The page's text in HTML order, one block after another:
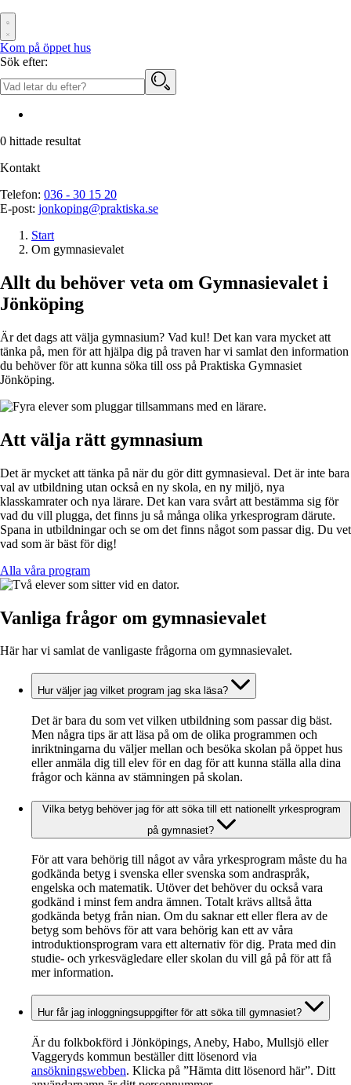
Kom på öppet hus
Sök efter:
0 hittade resultat
Kontakt
Telefon: 036 - 30 15 20
E-post: jonkoping@praktiska.se
Start
Om gymnasievalet
Allt du behöver veta om Gymnasievalet i
Jönköping
Är det dags att välja gymnasium? Vad kul! Det kan vara mycket att
tänka på, men för att hjälpa dig på traven har vi samlat den information
du behöver för att kunna söka till oss på Praktiska Gymnasiet
Jönköping.
Att välja rätt gymnasium
Det är mycket att tänka på när du gör ditt gymnasieval. Det är inte bara
val av utbildning utan också en ny skola, en ny miljö, nya
klasskamrater och nya lärare. Det kan vara svårt att bestämma sig för
vad du vill plugga, det finns ju så många olika yrkesprogram därute.
Spana in utbildningar och se om det finns något som passar dig. Du vet
vad som är bäst för dig!
Alla våra program
Vanliga frågor om gymnasievalet
Här har vi samlat de vanligaste frågorna om gymnasievalet.
Hur väljer jag vilket program jag ska läsa?
Det är bara du som vet vilken utbildning som passar dig bäst.
Men några tips är att läsa på om de olika programmen och
inriktningarna du väljer mellan och besöka skolan på öppet hus
eller anmäla dig till elev för en dag för att kunna ställa alla dina
frågor och känna av stämningen på skolan.
Vilka betyg behöver jag för att söka till ett nationellt yrkesprogram
på gymnasiet?
För att vara behörig till något av våra yrkesprogram måste du ha
godkända betyg i svenska eller svenska som andraspråk,
engelska och matematik. Utöver det behöver du också vara
godkänd i minst fem andra ämnen. Totalt krävs alltså åtta
godkända betyg från nian. Om du saknar ett eller flera av de
betyg som behövs för att vara behörig kan ett av våra
introduktionsprogram vara ett alternativ för dig. Prata med din
studie- och yrkesvägledare eller skolan du vill gå på för att få
mer information.
Hur får jag inloggningsuppgifter för att söka till gymnasiet?
Är du folkbokförd i Jönköpings, Aneby, Habo, Mullsjö eller
Vaggeryds kommun beställer ditt lösenord via
ansökningswebben. Klicka på ”Hämta ditt lösenord här”. Ditt